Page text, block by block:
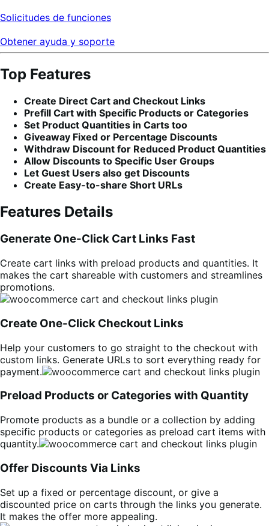
Solicitudes de funciones
Obtener ayuda y soporte
Top Features
Create Direct Cart and Checkout Links
Prefill Cart with Specific Products or Categories
Set Product Quantities in Carts too
Giveaway Fixed or Percentage Discounts
Withdraw Discount for Reduced Product Quantities
Allow Discounts to Specific User Groups
Let Guest Users also get Discounts
Create Easy-to-share Short URLs
Features Details
Generate One-Click Cart Links Fast
Create cart links with preload products and quantities. It
makes the cart shareable with customers and streamlines
promotions.
Create One-Click Checkout Links
Help your customers to go straight to the checkout with
custom links. Generate URLs to sort everything ready for
payment.
Preload Products or Categories with Quantity
Promote products as a bundle or a collection by adding
specific products or categories as preload cart items with
quantity.
Offer Discounts Via Links
Set up a fixed or percentage discount, or give a
discounted price on carts through the links you generate.
It makes the offer more appealing.